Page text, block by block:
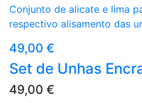
Conjunto de alicate e lima
respectivo alisamento das
Preço
49,00 €
Set de Unhas
Preço
49,00 €